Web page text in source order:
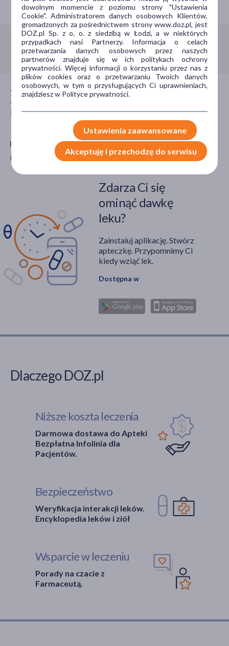
Porozmawiaj z farmaceutą
Infolinia:800 110 110
Zadzwoń do nas jeśli potrzebujesz porady farmaceuty.
Jesteśmy dla Ciebie czynni całą dobę, 7 dni w tygodniu,
bezpłatnie.
Pobierz aplikację mobilną Doz.pl
Zdarza Ci się
ominąć dawkę
leku?
Zainstaluj aplikację. Stwórz
apteczkę. Przypomnimy Ci
kiedy wziąć lek.
Dostępna w
Dlaczego DOZ.pl
Niższe koszta leczenia
Darmowa dostawa do Apteki
Bezpłatna Infolinia dla
Pacjentów.
Bezpieczeństwo
Weryfikacja interakcji leków.
Encyklopedia leków i ziół
Wsparcie w leczeniu
Porady na czacie z
Farmaceutą.
dowolnym momencie z poziomu strony "Ustawienia
Cookie". Administratorem danych osobowych Klientów,
gromadzonych za pośrednictwem strony www.doz.pl, jest
DOZ.pl Sp. z o. o. z siedzibą w Łodzi, a w niektórych
przypadkach nasi Partnerzy. Informacja o celach
przetwarzania danych osobowych przez naszych
partnerów znajduje się w ich politykach ochrony
prywatności. Więcej informacji o korzystaniu przez nas z
plików cookies oraz o przetwarzaniu Twoich danych
osobowych, w tym o przysługujących Ci uprawnieniach,
znajdziesz w Polityce prywatności.
Ustawienia zaawansowane
Akceptuję i przechodzę do serwisu